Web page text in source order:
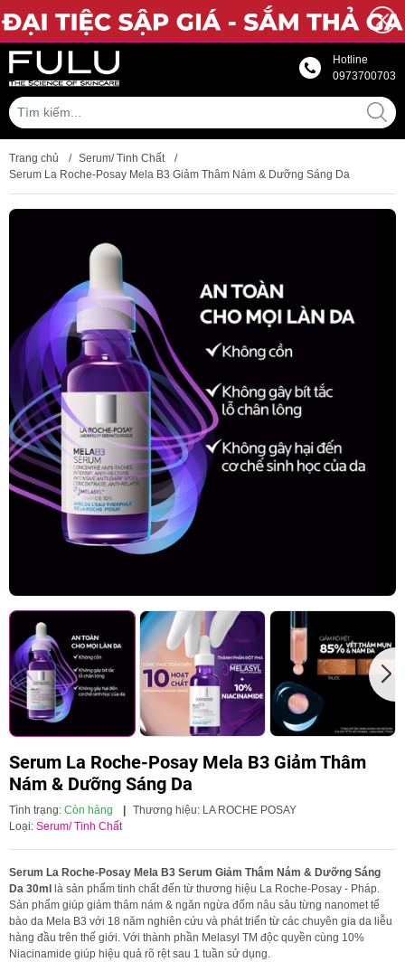
Hotline
0973700703
Trang chủ / Serum/ Tinh Chất
/
Serum La Roche-Posay Mela B3 Giảm Thâm Nám & Dưỡng Sáng Da
Serum La Roche-Posay Mela B3 Giảm Thâm
Nám & Dưỡng Sáng Da
Tình trạng: Còn hàng | Thương hiệu: LA ROCHE POSAY
Loại: Serum/ Tinh Chất
Serum La Roche-Posay Mela B3 Serum Giảm Thâm Nám & Dưỡng Sáng
Da 30ml là sản phẩm tinh chất đến từ thương hiệu La Roche-Posay - Pháp.
Sản phẩm giúp giảm thâm nám & ngăn ngừa đốm nâu sâu từng nanomet tế
bào da Mela B3 với 18 năm nghiên cứu và phát triển từ các chuyên gia da liễu
hàng đầu trên thế giới. Với thành phần Melasyl TM độc quyền cùng 10%
Niacinamide giúp hiệu quả rõ rệt sau 1 tuần sử dụng.